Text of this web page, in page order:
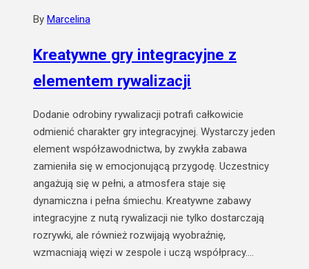
By Marcelina
Kreatywne gry integracyjne z
elementem rywalizacji
Dodanie odrobiny rywalizacji potrafi całkowicie
odmienić charakter gry integracyjnej. Wystarczy jeden
element współzawodnictwa, by zwykła zabawa
zamieniła się w emocjonującą przygodę. Uczestnicy
angażują się w pełni, a atmosfera staje się
dynamiczna i pełna śmiechu. Kreatywne zabawy
integracyjne z nutą rywalizacji nie tylko dostarczają
rozrywki, ale również rozwijają wyobraźnię,
wzmacniają więzi w zespole i uczą współpracy.…